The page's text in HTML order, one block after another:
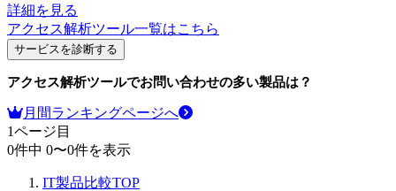
詳細を見る
アクセス解析ツール一覧はこちら
サービスを診断する
アクセス解析ツールでお問い合わせの多い製品は？
月間ランキングページへ
1ページ目
0件中 0〜0件を表示
IT製品比較TOP